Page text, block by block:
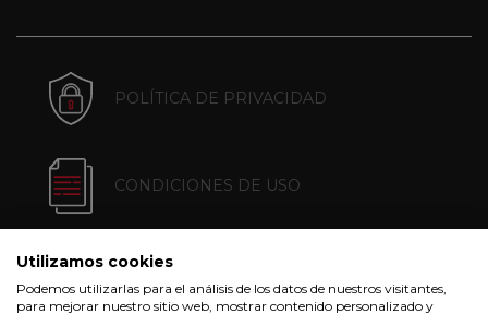
POLÍTICA DE PRIVACIDAD
CONDICIONES DE USO
POLÍTICA DE COOKIES
Utilizamos cookies
Podemos utilizarlas para el análisis de los datos de nuestros visitantes,
para mejorar nuestro sitio web, mostrar contenido personalizado y